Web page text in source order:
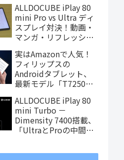
680M —
680M —
660M —
660M —
660M —
660M —
LEDライト
ALLDOCUBE iPlay 80
mini Pro vs Ultra ディ
スプレイ対決！動画・
マンガ・リフレッシュ
実はAmazonで人気！
フィリップスの
Androidタブレット、
最新モデル「T7250」
ALLDOCUBE iPlay 80
mini Turbo －
Dimensity 7400搭載、
「UltraとProの中間ス